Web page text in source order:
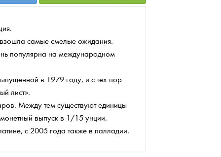
самые смелые ожидания.
популярна на международном
в 1979 году, и с тех пор
лист».
Между тем существуют единицы
выпуск в 1/15 унции.
с 2005 года также в палладии.